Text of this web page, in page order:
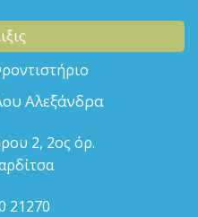
Αλεξάνδρα
2, 2ος όρ.
21270